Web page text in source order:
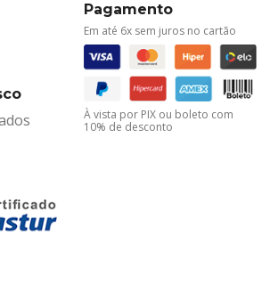
Pagamento
Em até 6x sem juros no cartão
À vista por PIX ou boleto com
10% de desconto